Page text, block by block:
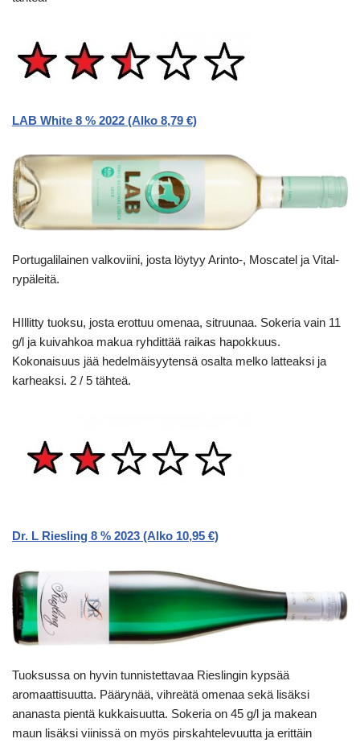
LAB White 8 % 2022 (Alko 8,79 €)
Portugalilainen valkoviini, josta löytyy Arinto-, Moscatel ja Vital-
rypäleitä.
HIllitty tuoksu, josta erottuu omenaa, sitruunaa. Sokeria vain 11
g/l ja kuivahkoa makua ryhdittää raikas hapokkuus.
Kokonaisuus jää hedelmäisyytensä osalta melko latteaksi ja
karheaksi. 2 / 5 tähteä.
Dr. L Riesling 8 % 2023 (Alko 10,95 €)
Tuoksussa on hyvin tunnistettavaa Rieslingin kypsää
aromaattisuutta. Päärynää, vihreätä omenaa sekä lisäksi
ananasta pientä kukkaisuutta. Sokeria on 45 g/l ja makean
maun lisäksi viinissä on myös pirskahtelevuutta ja erittäin